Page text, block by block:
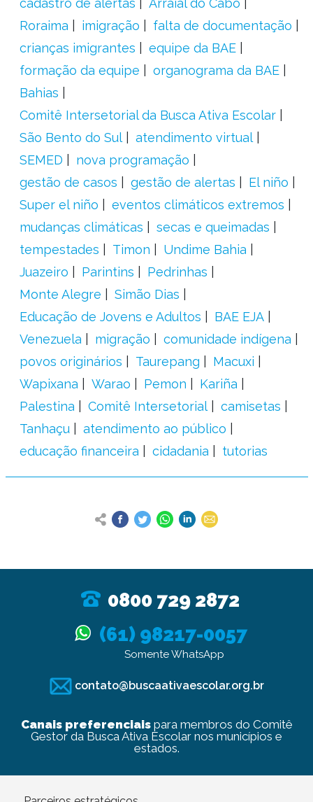
cadastro de alertas
Arraial do Cabo
Roraima
imigração
falta de documentação
crianças imigrantes
equipe da BAE
formação da equipe
organograma da BAE
Bahias
Comitê Intersetorial da Busca Ativa Escolar
São Bento do Sul
atendimento virtual
SEMED
nova programação
gestão de casos
gestão de alertas
El niño
Super el niño
eventos climáticos extremos
mudanças climáticas
secas e queimadas
tempestades
Timon
Undime Bahia
Juazeiro
Parintins
Pedrinhas
Monte Alegre
Simão Dias
Educação de Jovens e Adultos
BAE EJA
Venezuela
migração
comunidade indígena
povos originários
Taurepang
Macuxi
Wapixana
Warao Pemon
Kariña
Palestina
Comitê Intersetorial
camisetas
Tanhaçu
atendimento ao público
educação financeira
cidadania tutorias
0800 729 2872
(61) 98217-0057
Somente WhatsApp
contato@buscaativaescolar.org.br
Canais preferenciaispara membros do Comitê
Gestor da Busca Ativa Escolar nos municípios e
estados.